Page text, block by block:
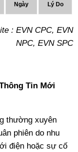
Ngày Lý Do
: EVN CPC, EVN
NPC, EVN SPC
Tin Mới
thường xuyên
phiên do nhu
điện hoặc sự cố